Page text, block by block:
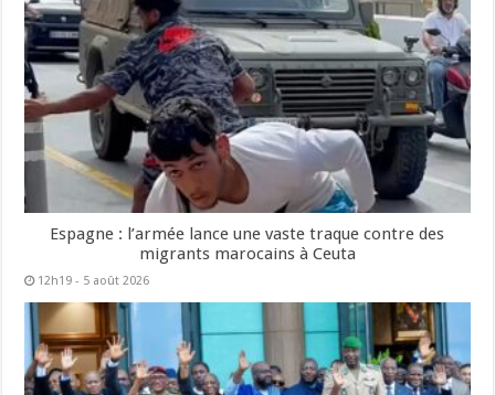
Espagne : l’armée lance une vaste traque contre des
migrants marocains à Ceuta
12h19 - 5 août 2026